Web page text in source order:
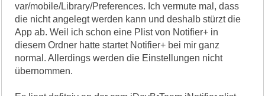
var/mobile/Library/Preferences. Ich vermute mal, dass
die nicht angelegt werden kann und deshalb stürzt die
App ab. Weil ich schon eine Plist von Notifier+ in
diesem Ordner hatte startet Notifier+ bei mir ganz
normal. Allerdings werden die Einstellungen nicht
übernommen.